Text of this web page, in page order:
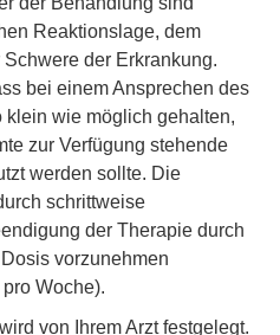
Reaktionslage, dem
der Erkrankung.
bei einem Ansprechen des
klein wie möglich gehalten,
zur Verfügung stehende
werden sollte. Die
schrittweise
der Therapie durch
vorzunehmen
Woche).
von Ihrem Arzt festgelegt.